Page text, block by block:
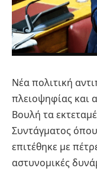
Νέα πολιτική
πλειοψηφίας και
Βουλή τα
Συντάγματος
επιτέθηκε με
αστυνομικές